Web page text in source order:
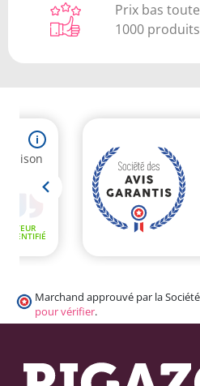
Prix bas
1000
Marchand approuvé par la
pour vérifier.